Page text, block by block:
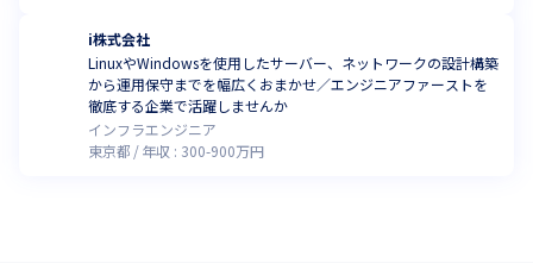
i株式会社
LinuxやWindowsを使用したサーバー、ネットワークの設計構築
から運用保守までを幅広くおまかせ／エンジニアファーストを
徹底する企業で活躍しませんか
インフラエンジニア
東京都
年収 : 300-900万円